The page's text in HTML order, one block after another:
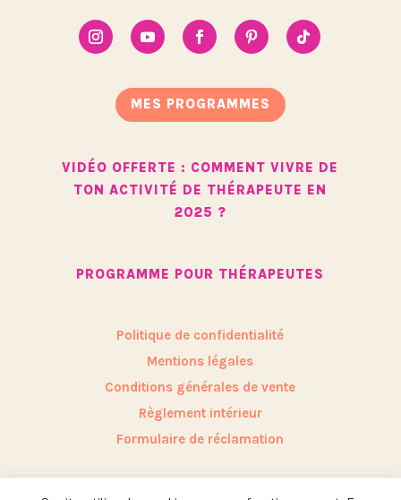
MES PROGRAMMES
VIDÉO OFFERTE : COMMENT VIVRE DE
TON ACTIVITÉ DE THÉRAPEUTE EN
2025 ?
PROGRAMME POUR THÉRAPEUTES
Politique de confidentialité
Mentions légales
Conditions générales de vente
Règlement intérieur
Formulaire de réclamation